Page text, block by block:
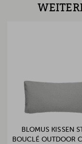
BLOMUS KISSEN
BOUCLÉ OUTDOOR